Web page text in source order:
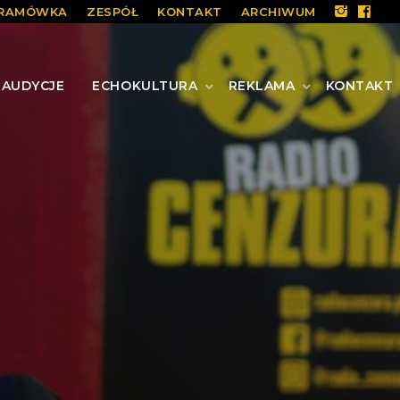
ZESPÓŁ KONTAKT ARCHIWUM
AUDYCJE ECHOKULTURA REKLAMA KONTAKT